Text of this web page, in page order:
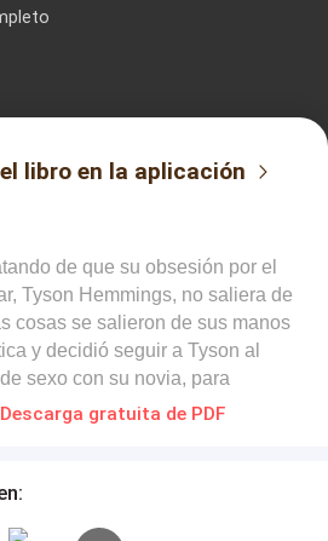
libro en la aplicación
de que su obsesión por el
Tyson Hemmings, no saliera de
cosas se salieron de sus manos
y decidió seguir a Tyson al
sexo con su novia, para
a la chica. Pero lo que se
gratuita de PDF